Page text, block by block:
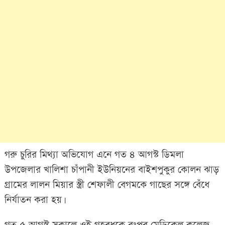
গরু চুরির মিথ্যা অভিযোগ এনে গত ৪ আগস্ট ডিমলা
উপজেলার খালিশা চাঁপানী ইউনিয়নের বাইশপুকুর কোলন ঝাড়
গ্রামের লালন মিয়ার স্ত্রী শেফালী বেগমকে গাছের সঙ্গে বেঁধে
নির্যাতন করা হয়।